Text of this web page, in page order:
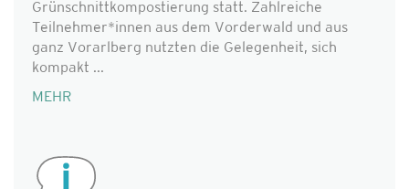
Grünschnittkompostierung statt. Zahlreiche
Teilnehmer*innen aus dem Vorderwald und aus
ganz Vorarlberg nutzten die Gelegenheit, sich
kompakt ...
MEHR